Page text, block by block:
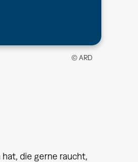
© ARD
die gerne raucht,